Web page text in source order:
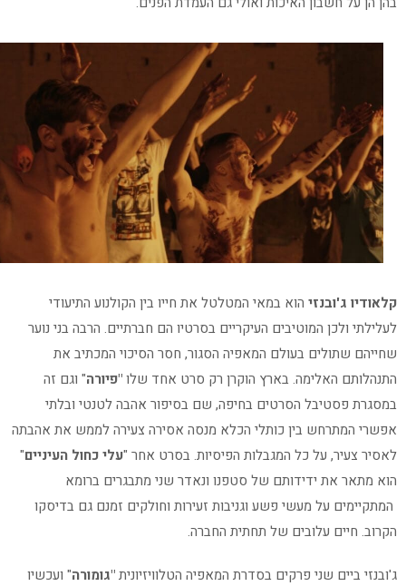
קלאודיו ג'ובנזיהוא במאי המטלטל את חייו בין הקולנוע התיעודי
לעלילתי ולכן המוטיבים העיקריים בסרטיו הם חברתיים. הרבה בני נוער
שחייהם שתולים בעולם המאפיה הסגור, חסר הסיכוי המכתיב את
התנהלותם האלימה. בארץ הוקרן רק סרט אחד שלו"פיורה" וגם זה
במסגרת פסטיבל הסרטים בחיפה, שם בסיפור אהבה לטנטי ובלתי
אפשרי המתרחש בין כותלי הכלא מנסה אסירה צעירה לממש את אהבתה
לאסיר צעיר, על כל המגבלות הפיסיות. בסרט אחר " עלי כחול העיניים"
הוא מתאר את ידידותם של סטפנו ונאדר שני מתבגרים ברומא
המתקיימים על מעשי פשע וגניבות זעירות וחולקים זמנם גם בדיסקו
הקרוב. חיים עלובים של תחתית החברה.
ג'ובנזי ביים שני פרקים בסדרת המאפיה הטלוויזיונית"גומורה" ועכשיו